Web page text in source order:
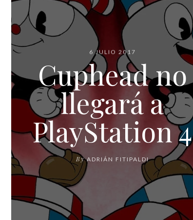
6 JULIO 2017
Cuphead no
llegará a
PlayStation 4
By ADRIÁN FITIPALDI